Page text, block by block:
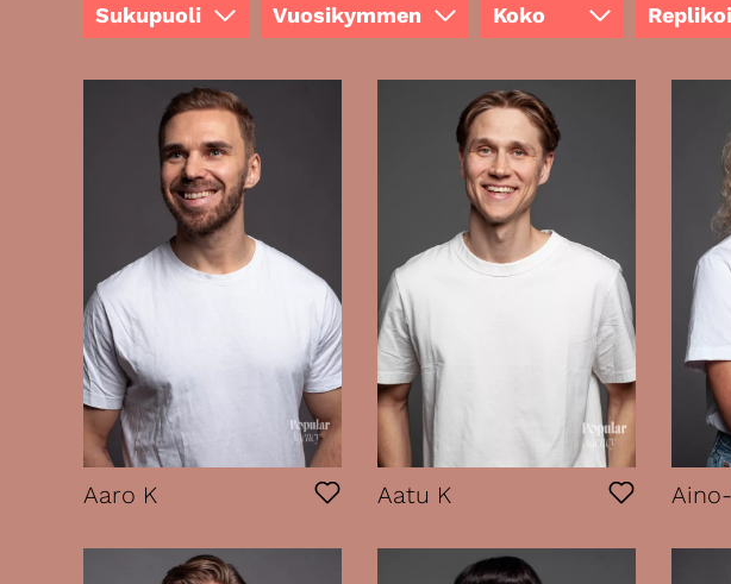
Sukupuoli
Vuosikymmen
1950-luku
1940-luku
1930-luku
Koko
S-M
M-L
XL-XXXL
L-XL
Aaro K Aatu K